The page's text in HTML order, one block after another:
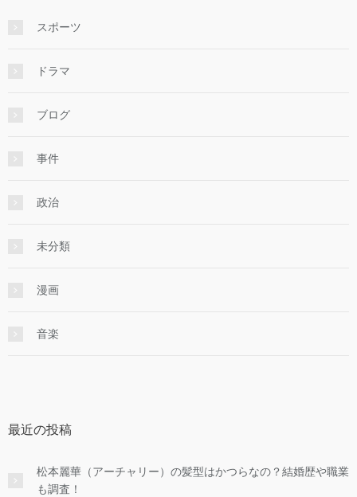
スポーツ
ドラマ
ブログ
事件
政治
未分類
漫画
音楽
最近の投稿
松本麗華（アーチャリー）の髪型はかつらなの？結婚歴や職業
も調査！